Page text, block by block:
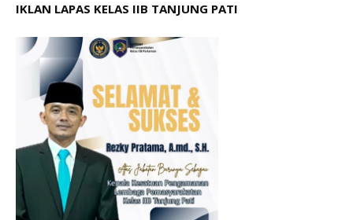
IKLAN LAPAS KELAS IIB TANJUNG PATI